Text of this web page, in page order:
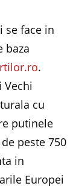
se face in
baza
.
cu
putinele
peste 750
in
Europei